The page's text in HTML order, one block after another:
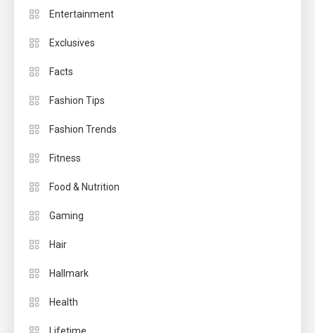
Entertainment
Exclusives
Facts
Fashion Tips
Fashion Trends
Fitness
Food & Nutrition
Gaming
Hair
Hallmark
Health